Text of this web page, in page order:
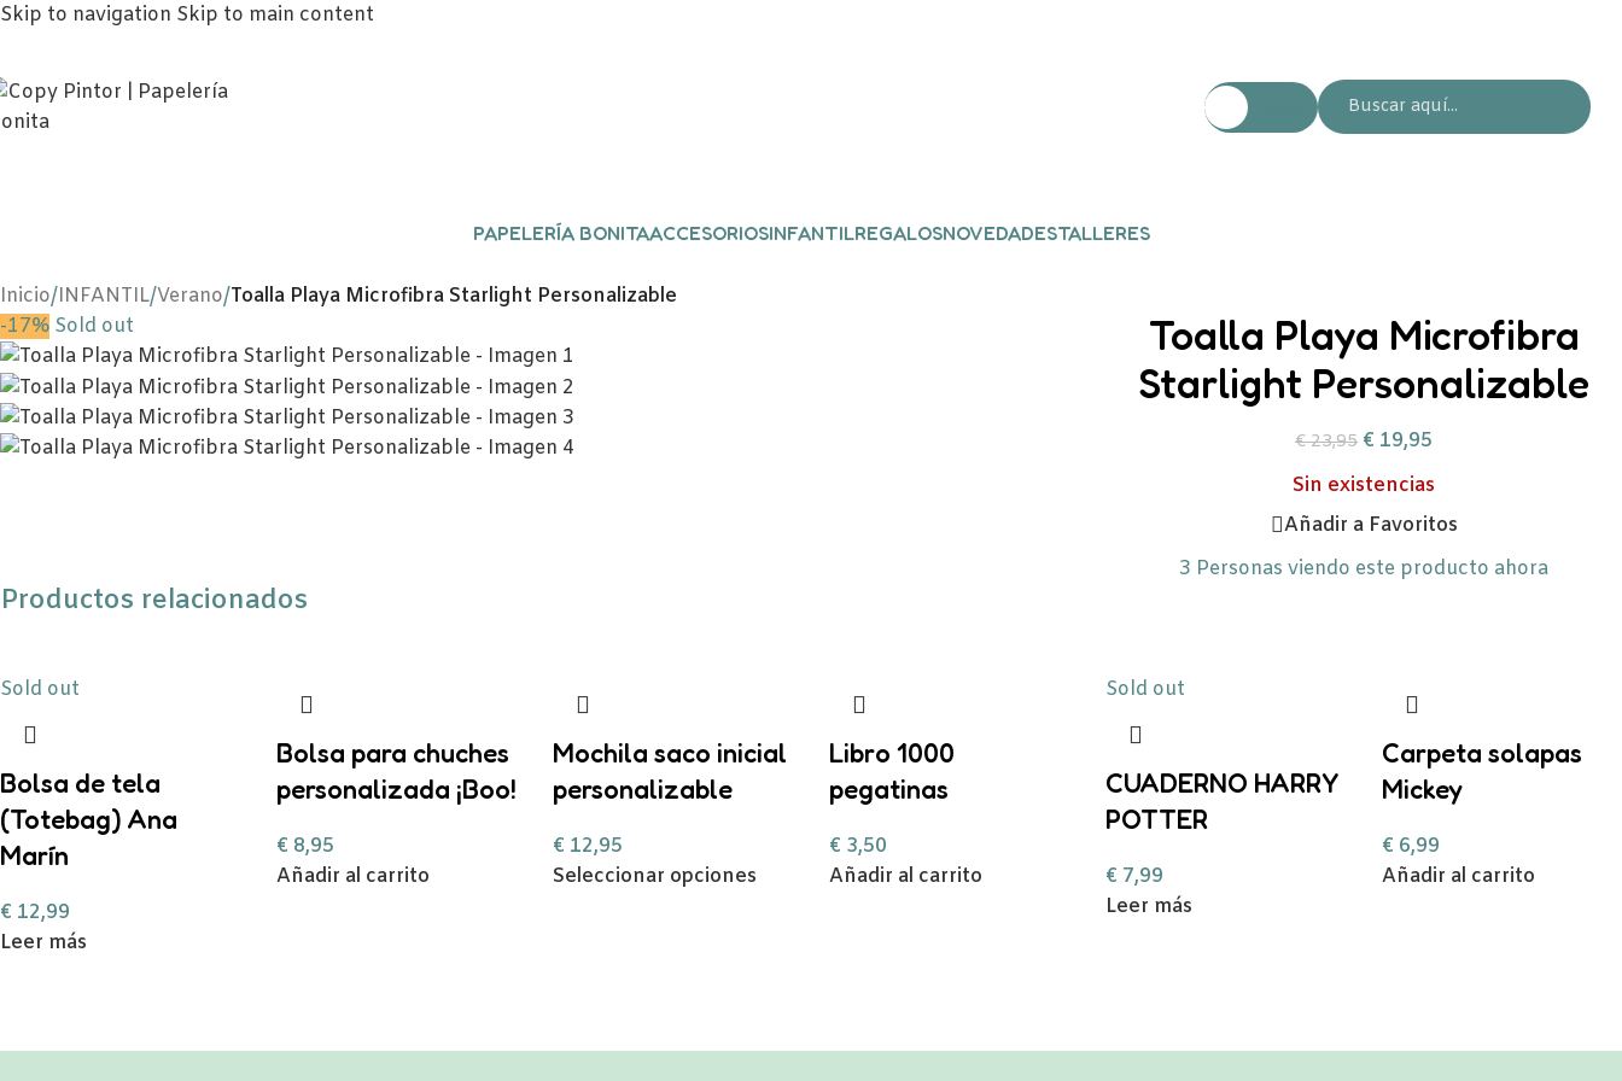
Skip to navigation Skip to main content
PAPELERÍA BONITAACCESORIOSINFANTILREGALOSNOVEDADESTALLERES
Inicio/INFANTIL/Verano/Toalla Playa Microfibra Starlight Personalizable
-17% Sold out
Toalla Playa Microfibra
Starlight Personalizable
€23,95 € 19,95
Sin existencias
Añadir a Favoritos
3 Personas viendo este producto ahora
Productos relacionados
Sold out
Bolsa de tela
(Totebag) Ana
Marín
€ 12,99
Leer más
Bolsa para chuches
personalizada ¡Boo!
€ 8,95
Añadir al carrito
Mochila saco inicial
personalizable
€ 12,95
Seleccionar opciones
Libro 1000
pegatinas
€ 3,50
Añadir al carrito
Sold out
CUADERNO HARRY
POTTER
€ 7,99
Leer más
Carpeta solapas
Mickey
€ 6,99
Añadir al carrito